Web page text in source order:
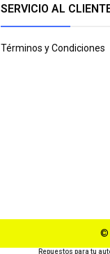
SERVICIO AL
Términos y Condiciones
©
Repuestos para tu